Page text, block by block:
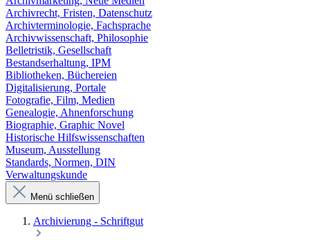
Archivrecht, Fristen, Datenschutz
Archivterminologie, Fachsprache
Archivwissenschaft, Philosophie
Belletristik, Gesellschaft
Bestandserhaltung, IPM
Bibliotheken, Büchereien
Digitalisierung, Portale
Fotografie, Film, Medien
Genealogie, Ahnenforschung
Biographie, Graphic Novel
Historische Hilfswissenschaften
Museum, Ausstellung
Standards, Normen, DIN
Verwaltungskunde
Menü schließen
Archivierung - Schriftgut